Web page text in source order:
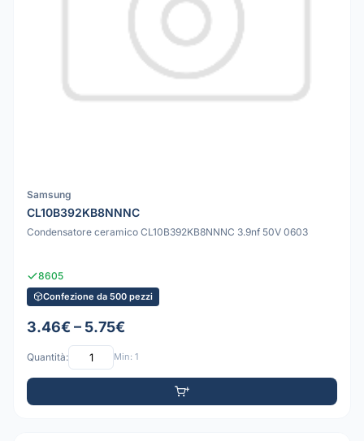
Samsung
CL10B392KB8NNNC
Condensatore ceramico CL10B392KB8NNNC 3.9nf 50V 0603
8605
Confezione da 500 pezzi
3.46€ – 5.75€
Quantità: Min: 1